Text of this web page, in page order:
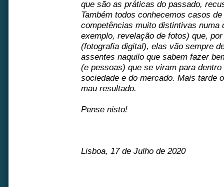
que são as práticas do passado,
Também todos conhecemos casos
competências muito distintivas numa
exemplo, revelação de fotos) que,
(fotografia digital), elas vão sempre
assentes naquilo que sabem fazer
(e pessoas) que se viram para
sociedade e do mercado. Mais tarde
mau resultado.
Pense nisto!
Lisboa, 17 de Julho de 2020